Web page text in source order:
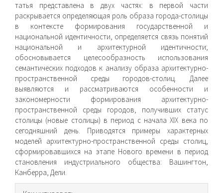
татья представлена в двух частях: в первой части
раскрывается определяющая роль образа города-столицы
в контексте формирования государственной и
национальной идентичности, определяется связь понятий
национальной и архитектурной идентичности;
обосновывается целесообразность использования
семантических подходов к анализу образа архитектурно-
пространственной среды городов-столиц. Далее
выявляются и рассматриваются особенности и
закономерности формирования архитектурно-
пространственной среды городов, получивших статус
столицы (новые столицы) в период с начала XIX века по
сегодняшний день. Приводятся примеры характерных
моделей архитектурно-пространственной среды столиц,
сформировавшихся на этапе Нового времени в период
становления индустриального общества: Вашингтон,
Канберра, Дели.